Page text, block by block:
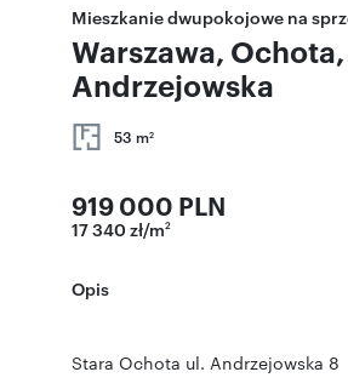
Mieszkanie dwupokojowe na
Warszawa, Ochota,
Andrzejowska
53 m2
919 000 PLN
17 340 zł/m2
Opis
Stara Ochota ul. Andrzejowska 8